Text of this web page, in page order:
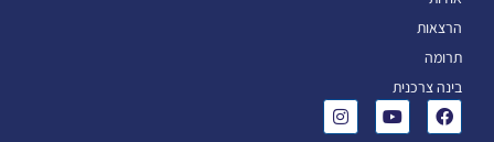
הרצאות
תרומה
בינה צרכנית